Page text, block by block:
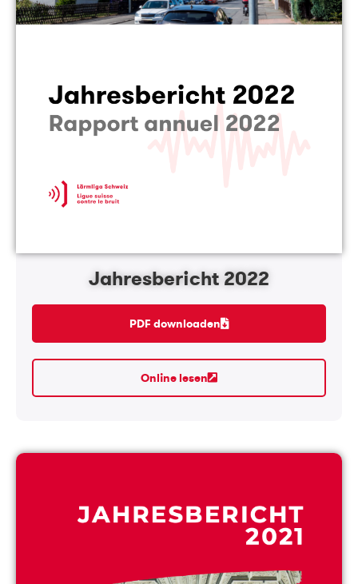
Jahresbericht 2022
PDF downloaden
Online lesen